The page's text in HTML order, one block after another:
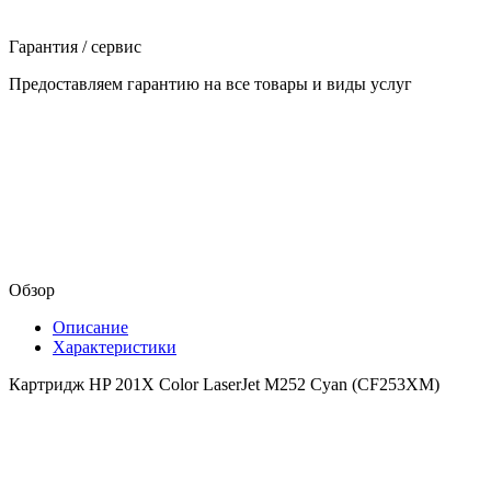
Гарантия / сервис
Предоставляем гарантию на все товары и виды услуг
Обзор
Описание
Характеристики
Картридж HP 201X Color LaserJet M252 Cyan (CF253XM)